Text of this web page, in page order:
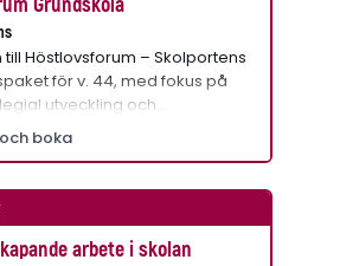
Höstlovsforum – Skolportens
för v. 44, med fokus på
utveckling och…
boka
arbete i skolan